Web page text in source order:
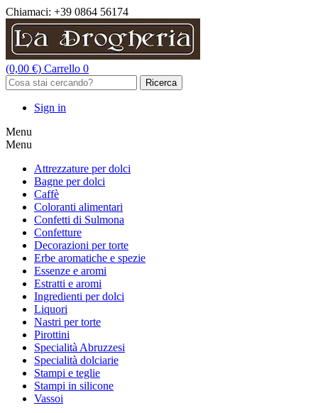
Chiamaci: +39 0864 56174
(0,00 €) Carrello 0
Ricerca
Sign in
Menu
Menu
Attrezzature per dolci
Bagne per dolci
Caffè
Coloranti alimentari
Confetti di Sulmona
Confetture
Decorazioni per torte
Erbe aromatiche e spezie
Essenze e aromi
Estratti e aromi
Ingredienti per dolci
Liquori
Nastri per torte
Pirottini
Specialità Abruzzesi
Specialità dolciarie
Stampi e teglie
Stampi in silicone
Vassoi